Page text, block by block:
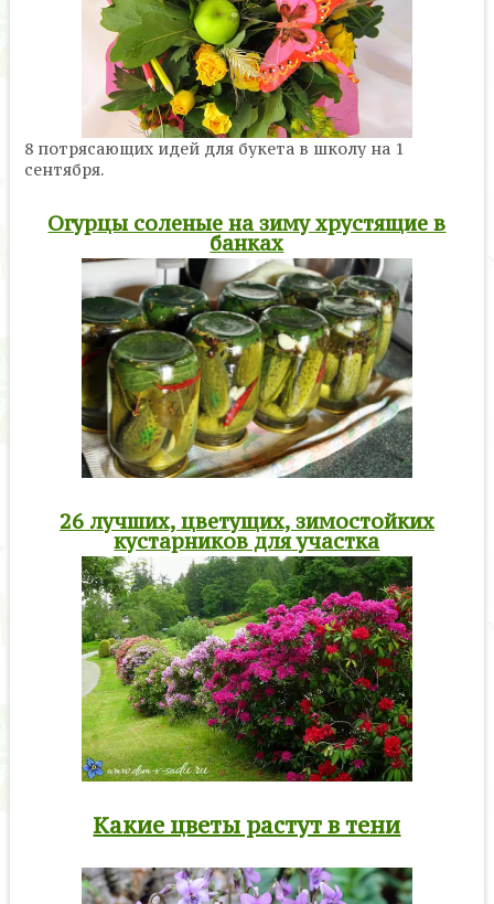
8 потрясающих идей для букета в школу на 1
сентября.
Огурцы соленые на зиму хрустящие в
банках
26 лучших, цветущих, зимостойких
кустарников для участка
Какие цветы растут в тени